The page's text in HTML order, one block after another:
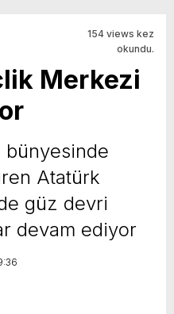
154 views kez
okundu.
Merkezi
bünyesinde
Atatürk
güz devri
devam ediyor